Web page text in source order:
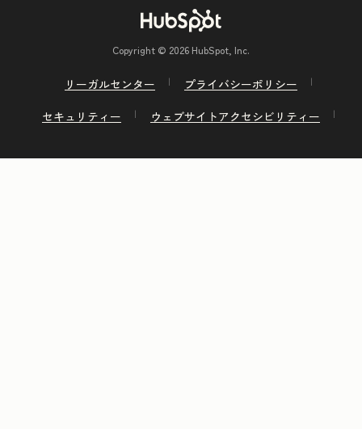
Copyright © 2026 HubSpot, Inc.
リーガルセンター
プライバシーポリシー
セキュリティー
ウェブサイトアクセシビリティー